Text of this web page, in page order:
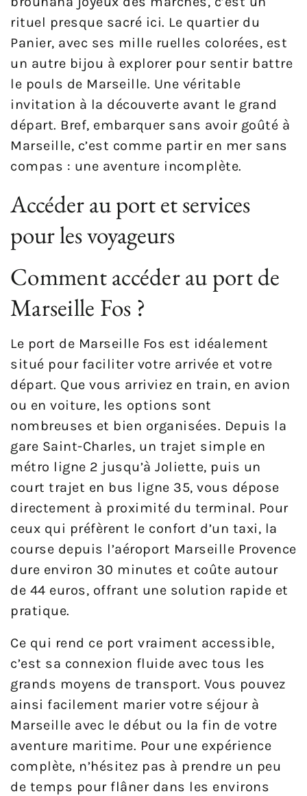
rituel presque sacré ici. Le quartier du
Panier, avec ses mille ruelles colorées, est
un autre bijou à explorer pour sentir battre
le pouls de Marseille. Une véritable
invitation à la découverte avant le grand
départ. Bref, embarquer sans avoir goûté à
Marseille, c’est comme partir en mer sans
compas : une aventure incomplète.
Accéder au port et services
pour les voyageurs
Comment accéder au port de
Marseille Fos ?
Le port de Marseille Fos est idéalement
situé pour faciliter votre arrivée et votre
départ. Que vous arriviez en train, en avion
ou en voiture, les options sont
nombreuses et bien organisées. Depuis la
gare Saint-Charles, un trajet simple en
métro ligne 2 jusqu’à Joliette, puis un
court trajet en bus ligne 35, vous dépose
directement à proximité du terminal. Pour
ceux qui préfèrent le confort d’un taxi, la
course depuis l’aéroport Marseille Provence
dure environ 30 minutes et coûte autour
de 44 euros, offrant une solution rapide et
pratique.
Ce qui rend ce port vraiment accessible,
c’est sa connexion fluide avec tous les
grands moyens de transport. Vous pouvez
ainsi facilement marier votre séjour à
Marseille avec le début ou la fin de votre
aventure maritime. Pour une expérience
complète, n’hésitez pas à prendre un peu
de temps pour flâner dans les environs